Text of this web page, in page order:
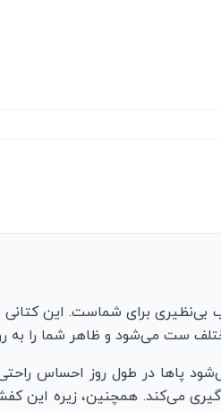
بی‌نظیری برای شماست. این
ست می‌شود و ظاهر شما را به
پاها در طول روز احساس
می‌کند. همچنین، زیره این